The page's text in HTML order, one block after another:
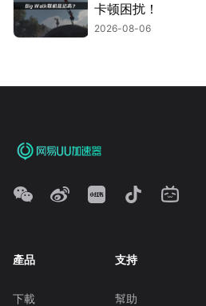
卡顿困扰！
2026-08-06
產品
下載
支持
幫助